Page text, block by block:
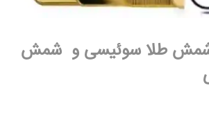
طلا سوئیسی و شمش